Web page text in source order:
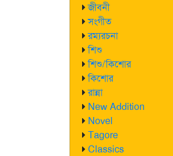
জীবনী
সংগীত
রম্যরচনা
শিশু
শিশু/কিশোর
কিশোর
রান্না
New Addition
Novel
Tagore
Classics